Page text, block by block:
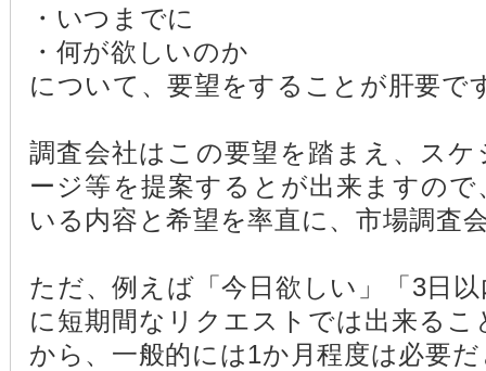
・いつまでに
・何が欲しいのか
について、要望をすることが肝要で
調査会社はこの要望を踏まえ、ス
ージ等を提案するとが出来ますの
いる内容と希望を率直に、市場調査
ただ、例えば「今日欲しい」「3日
に短期間なリクエストでは出来る
から、一般的には1か月程度は必要